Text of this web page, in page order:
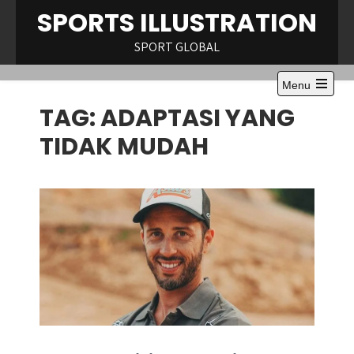
SPORTS ILLUSTRATION
SPORT GLOBAL
Menu
Open
TAG:ADAPTASI YANG
TIDAK MUDAH